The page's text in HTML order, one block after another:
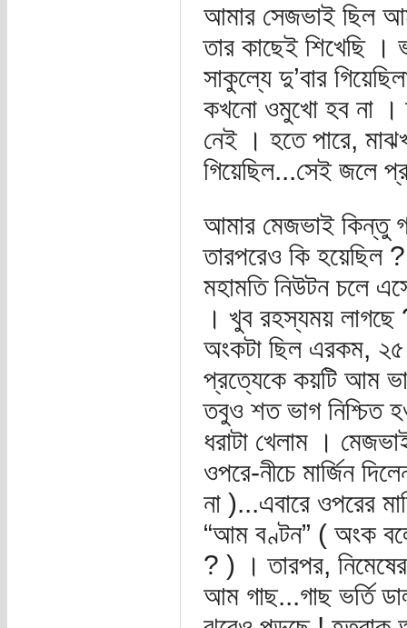
আমার সেজভাই ছিল
তার কাছেই শিখেছি ।
সাকুল্যে দু’বার
কখনো ওমুখো হব না ।
নেই । হতে পারে,
গিয়েছিল...সেই জলে
আমার মেজভাই কিন্তু
তারপরেও কি হয়েছিল
মহামতি নিউটন চলে
। খুব রহস্যময়
অংকটা ছিল এরকম, ২৫
প্রত্যেকে কয়টি আম
তবুও শত ভাগ নিশ্চিত
ধরাটা খেলাম ।
ওপরে-নীচে মার্জিন
না )...এবারে ওপরের
“আম বণ্টন” ( অংক
? ) । তারপর,
আম গাছ...গাছ ভর্তি